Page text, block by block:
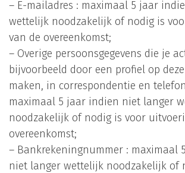
– E-mailadres : maximaal 5 jaar
wettelijk noodzakelijk of nodig is
van de overeenkomst;
– Overige persoonsgegevens die je
bijvoorbeeld door een profiel op
maken, in correspondentie en
maximaal 5 jaar indien niet langer
noodzakelijk of nodig is voor
overeenkomst;
– Bankrekeningnummer : maximaal
niet langer wettelijk noodzakelijk of